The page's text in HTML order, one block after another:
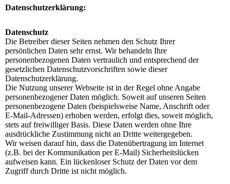
Datenschutzerklärung:
Datenschutz
Die Betreiber dieser Seiten nehmen den Schutz Ihrer
persönlichen Daten sehr ernst. Wir behandeln Ihre
personenbezogenen Daten vertraulich und entsprechend der
gesetzlichen Datenschutzvorschriften sowie dieser
Datenschutzerklärung.
Die Nutzung unserer Webseite ist in der Regel ohne Angabe
personenbezogener Daten möglich. Soweit auf unseren Seiten
personenbezogene Daten (beispielsweise Name, Anschrift oder
E-Mail-Adressen) erhoben werden, erfolgt dies, soweit möglich,
stets auf freiwilliger Basis. Diese Daten werden ohne Ihre
ausdrückliche Zustimmung nicht an Dritte weitergegeben.
Wir weisen darauf hin, dass die Datenübertragung im Internet
(z.B. bei der Kommunikation per E-Mail) Sicherheitslücken
aufweisen kann. Ein lückenloser Schutz der Daten vor dem
Zugriff durch Dritte ist nicht möglich.